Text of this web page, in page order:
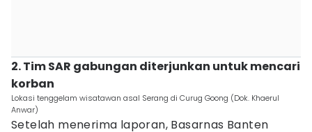
2. Tim SAR gabungan diterjunkan untuk mencari
korban
Lokasi tenggelam wisatawan asal Serang di Curug Goong (Dok. Khaerul
Anwar)
Setelah menerima laporan, Basarnas Banten